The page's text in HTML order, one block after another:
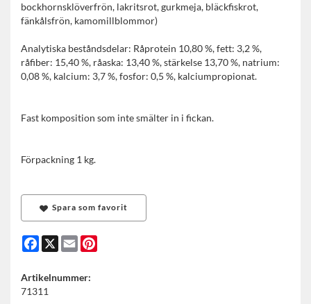
bockhornsklöverfrön, lakritsrot, gurkmeja, bläckfiskrot,
fänkålsfrön, kamomillblommor)
Analytiska beståndsdelar: Råprotein 10,80 %, fett: 3,2 %,
råfiber: 15,40 %, råaska: 13,40 %, stärkelse 13,70 %, natrium:
0,08 %, kalcium: 3,7 %, fosfor: 0,5 %, kalciumpropionat.
Fast komposition som inte smälter in i fickan.
Förpackning 1 kg.
Spara som favorit
Facebook
X Email
Artikelnummer:
71311